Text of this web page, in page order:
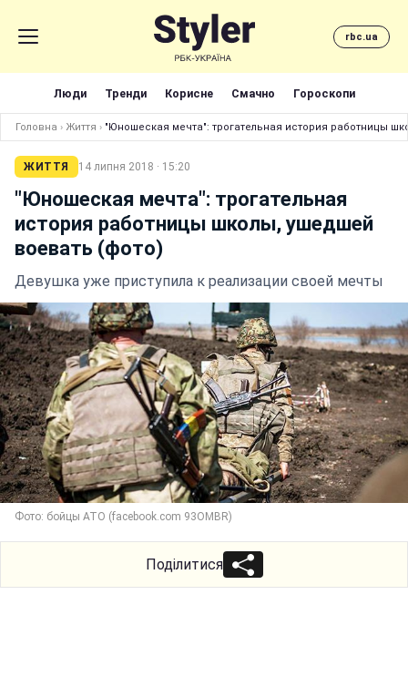
rbc.ua
Люди Тренди Корисне Смачно Гороскопи
Головна › Життя › "Юношеская мечта": трогательная история работницы
ЖИТТЯ 14 липня 2018 · 15:20
"Юношеская мечта": трогательная
история работницы школы, ушедшей
воевать (фото)
Девушка уже приступила к реализации своей мечты
Фото: бойцы АТО (facebook.com 93OMBR)
Поділитися